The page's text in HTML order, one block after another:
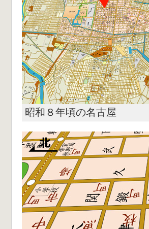
昭和８年頃の名古屋